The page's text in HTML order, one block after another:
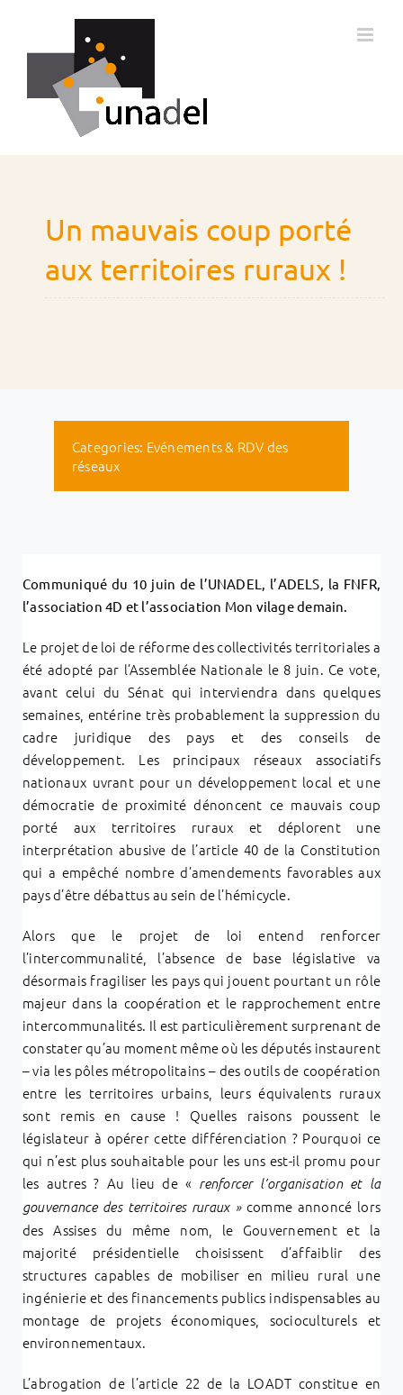
contenu
Un mauvais coup porté
aux territoires ruraux !
Categories: Evénements & RDV des
réseaux
Communiqué du 10 juin de l’UNADEL, l’ADELS, la FNFR,
l’association 4D et l’association Mon vilage demain.
Le projet de loi de réforme des collectivités territoriales a
été adopté par l’Assemblée Nationale le 8 juin. Ce vote,
avant celui du Sénat qui interviendra dans quelques
semaines, entérine très probablement la suppression du
cadre juridique des pays et des conseils de
développement. Les principaux réseaux associatifs
nationaux uvrant pour un développement local et une
démocratie de proximité dénoncent ce mauvais coup
porté aux territoires ruraux et déplorent une
interprétation abusive de l’article 40 de la Constitution
qui a empêché nombre d’amendements favorables aux
pays d’être débattus au sein de l’hémicycle.
Alors que le projet de loi entend renforcer
l’intercommunalité, l’absence de base législative va
désormais fragiliser les pays qui jouent pourtant un rôle
majeur dans la coopération et le rapprochement entre
intercommunalités. Il est particulièrement surprenant de
constater qu’au moment même où les députés instaurent
– via les pôles métropolitains – des outils de coopération
entre les territoires urbains, leurs équivalents ruraux
sont remis en cause !
Quelles raisons poussent le
législateur à opérer cette différenciation ? Pourquoi ce
qui n’est plus souhaitable pour les uns est-il promu pour
les autres ? Au lieu de « renforcer l’organisation et la
gouvernance des territoires ruraux » comme annoncé lors
des Assises du même nom, le Gouvernement et la
majorité présidentielle choisissent d’affaiblir des
structures capables de mobiliser en milieu rural une
ingénierie et des financements publics indispensables au
montage de projets économiques, socioculturels et
environnementaux.
L’abrogation de l’article 22 de la LOADT constitue en